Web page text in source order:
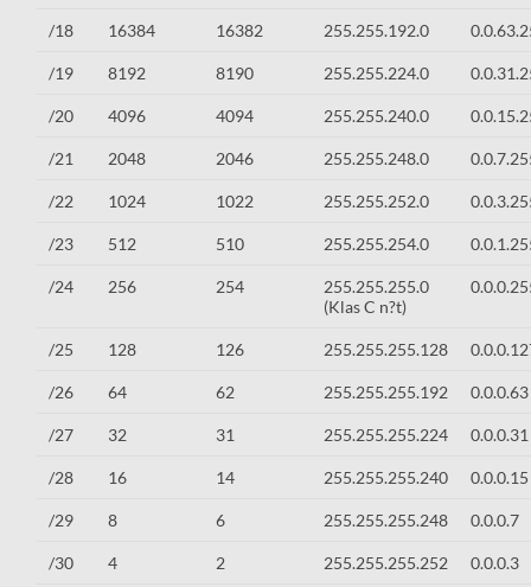
/18 16384 16382 255.255.192.0
/19 8192 8190 255.255.224.0
/20 4096 4094 255.255.240.0
/21 2048 2046 255.255.248.0
/22 1024 1022 255.255.252.0
/23 512 510 255.255.254.0
/24 256 254
255.255.255.0
(Klas C n?t)
/25 128 126 255.255.255.128
/26 64 62 255.255.255.192 0.0.0.63
/27 32 31 255.255.255.224 0.0.0.31
/28 16 14 255.255.255.240 0.0.0.15
/29 8 6 255.255.255.248 0.0.0.7
/30 4 2 255.255.255.252 0.0.0.3